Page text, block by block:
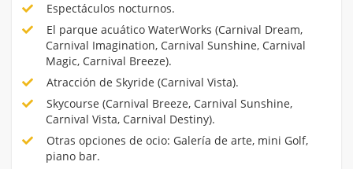
Espectáculos nocturnos.
El parque acuático WaterWorks (Carnival Dream,
Carnival Imagination, Carnival Sunshine, Carnival
Magic, Carnival Breeze).
Atracción de Skyride (Carnival Vista).
Skycourse (Carnival Breeze, Carnival Sunshine,
Carnival Vista, Carnival Destiny).
Otras opciones de ocio: Galería de arte, mini Golf,
piano bar.